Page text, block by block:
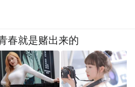
春就是赌出来的